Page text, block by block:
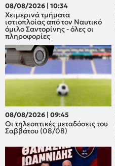
08/08/2026 | 10:34
Χειμερινά τμήματα
ιστιοπλοίας από τον Ναυτικό
όμιλο Σαντορίνης - όλες οι
πληροφορίες
08/08/2026 | 09:45
Οι τηλεοπτικές μεταδόσεις του
Σαββάτου (08/08)